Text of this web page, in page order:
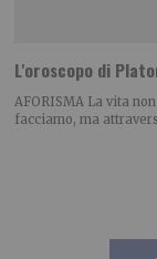
L'oroscopo di
AFORISMA La vita
facciamo, ma